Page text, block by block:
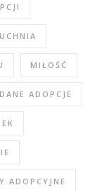
MIŁOŚĆ
ADOPCJE
ADOPCYJNE